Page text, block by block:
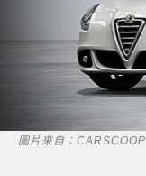
圖片來自：CARSCOOP